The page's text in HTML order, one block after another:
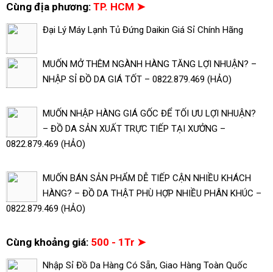
Cùng địa phương: TP. HCM ➤
Đại Lý Máy Lạnh Tủ Đứng Daikin Giá Sỉ Chính Hãng
MUỐN MỞ THÊM NGÀNH HÀNG TĂNG LỢI NHUẬN? –
NHẬP SỈ ĐỒ DA GIÁ TỐT – 0822.879.469 (HẢO)
MUỐN NHẬP HÀNG GIÁ GỐC ĐỂ TỐI ƯU LỢI NHUẬN?
– ĐỒ DA SẢN XUẤT TRỰC TIẾP TẠI XƯỞNG –
0822.879.469 (HẢO)
MUỐN BÁN SẢN PHẨM DỄ TIẾP CẬN NHIỀU KHÁCH
HÀNG? – ĐỒ DA THẬT PHÙ HỢP NHIỀU PHÂN KHÚC –
0822.879.469 (HẢO)
Cùng khoảng giá: 500 - 1Tr ➤
Nhập Sỉ Đồ Da Hàng Có Sẵn, Giao Hàng Toàn Quốc